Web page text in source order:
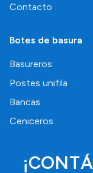
Contacto
Botes de basura
Basureros
Postes unifila
Bancas
Ceniceros